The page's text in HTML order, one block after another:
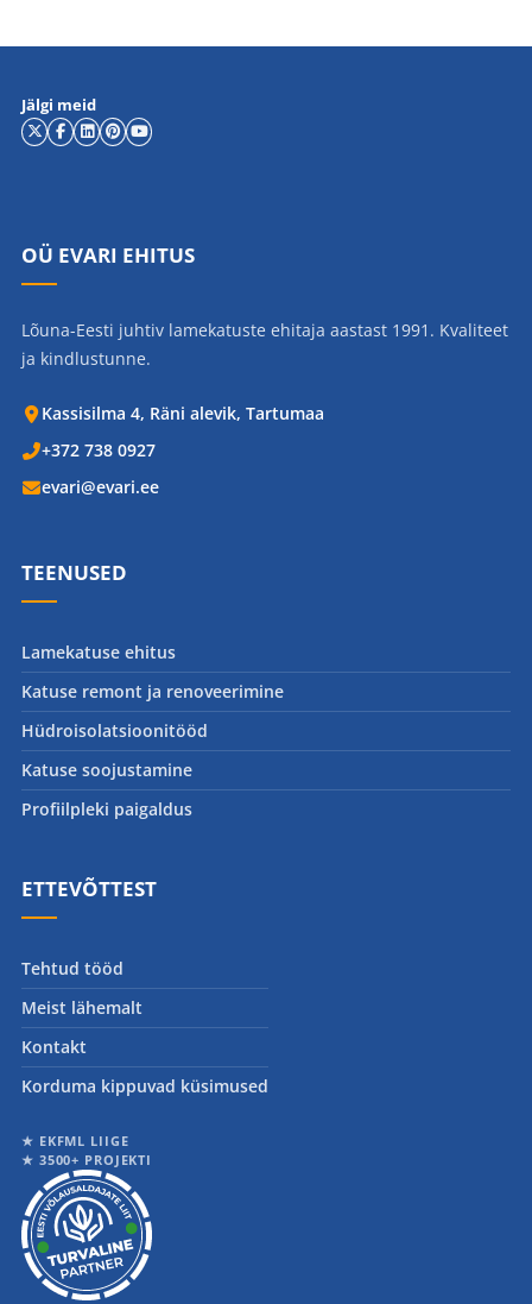
Jälgi meid
OÜ EVARI EHITUS
Lõuna-Eesti juhtiv lamekatuste ehitaja aastast 1991. Kvaliteet
ja kindlustunne.
Kassisilma 4, Räni alevik, Tartumaa
+372 738 0927
evari@evari.ee
TEENUSED
Lamekatuse ehitus
Katuse remont ja renoveerimine
Hüdroisolatsioonitööd
Katuse soojustamine
Profiilpleki paigaldus
ETTEVÕTTEST
Tehtud tööd
Meist lähemalt
Kontakt
Korduma kippuvad küsimused
★ EKFML LIIGE
★ 3500+ PROJEKTI